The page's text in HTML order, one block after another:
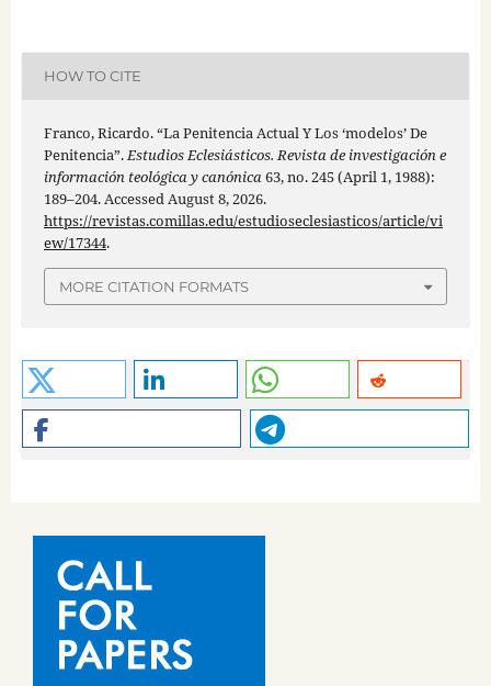
HOW TO CITE
Franco, Ricardo. “La Penitencia Actual Y Los ‘modelos’ De
Penitencia”.Estudios Eclesiásticos. Revista de investigación e
información teológica y canónica63, no. 245 (April 1, 1988):
189–204. Accessed August 8, 2026.
https://revistas.comillas.edu/estudioseclesiasticos/article/vi
ew/17344.
MORE CITATION FORMATS